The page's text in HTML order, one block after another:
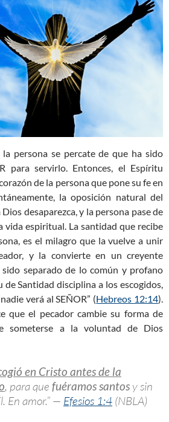
persona se percate de que ha sido
para servirlo. Entonces, el Espíritu
de la persona que pone su fe en
la oposición natural del
desaparezca, y la persona pase de
vida espiritual. La santidad que recibe
es el milagro que la vuelve a unir
y la convierte en un creyente
separado de lo común y profano
de Santidad disciplina a los escogidos,
verá al SEÑOR” (Hebreos 12:14).
que el pecador cambie su forma de
someterse a la voluntad de Dios
en Cristo antes de la
, para que fuéramos santos y sin
En amor.” — Efesios 1:4 (NBLA)